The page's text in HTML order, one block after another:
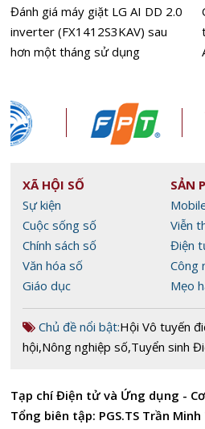
Đánh giá máy giặt LG AI DD 2.0
inverter (FX1412S3KAV) sau
hơn một tháng sử dụng
XÃ HỘI SỐ
Sự kiện
Cuộc sống số
Chính sách số
Văn hóa số
Giáo dục
SẢN
Viễn
Điện
Công
Mẹo
Chủ đề nổi bật:Hội Vô tuyến
hội,Nông nghiệp số,Tuyển sinh
Tạp chí Điện tử và Ứng dụng -
Tổng biên tập: PGS.TS Trần Minh